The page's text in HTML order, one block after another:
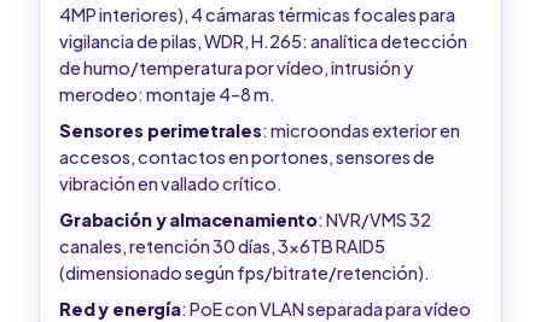
4MP interiores), 4 cámaras térmicas focales para
vigilancia de pilas, WDR, H.265: analítica detección
de humo/temperatura por vídeo, intrusión y
merodeo: montaje 4–8 m.
Sensores perimetrales: microondas exterior en
accesos, contactos en portones, sensores de
vibración en vallado crítico.
Grabación y almacenamiento: NVR/VMS 32
canales, retención 30 días, 3x6TB RAID5
(dimensionado según fps/bitrate/retención).
Red y energía: PoE con VLAN separada para vídeo